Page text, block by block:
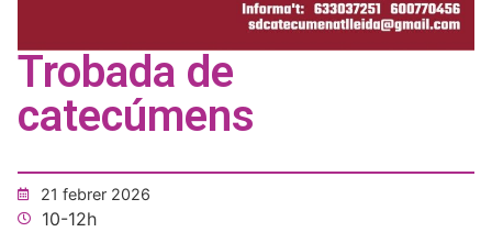
Trobada de
catecúmens
21 febrer 2026
10-12h